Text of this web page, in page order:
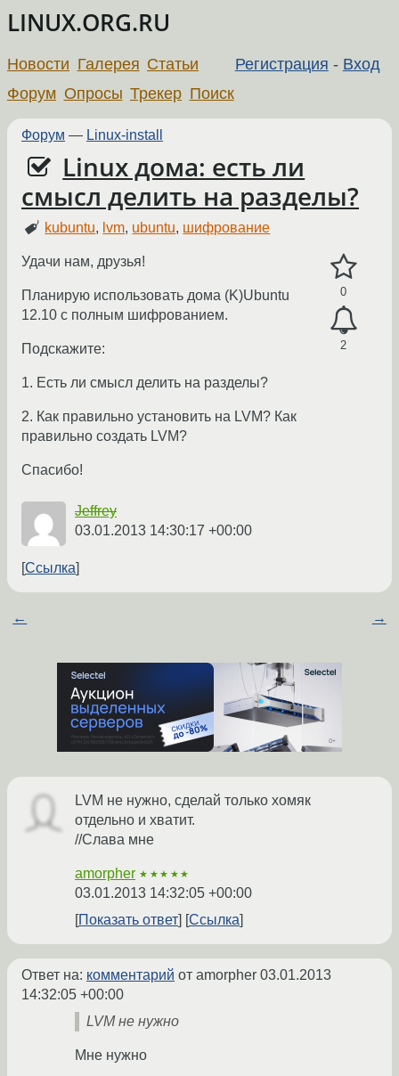
LINUX.ORG.RU
Регистрация - Вход
Новости Галерея Статьи
Форум Опросы Трекер Поиск
Форум — Linux-install
Linux дома: есть ли
смысл делить на разделы?
kubuntu, lvm, ubuntu, шифрование
0
2
Удачи нам, друзья!
Планирую использовать дома (K)Ubuntu
12.10 с полным шифрованием.
Подскажите:
1. Есть ли смысл делить на разделы?
2. Как правильно установить на LVM? Как
правильно создать LVM?
Спасибо!
Jeffrey
03.01.2013 14:30:17 +00:00
Ссылка
← →
LVM не нужно, сделай только хомяк
отдельно и хватит.
//Слава мне
amorpher ★★★★★
03.01.2013 14:32:05 +00:00
Показать ответ
Ссылка
Ответ на: комментарий от amorpher 03.01.2013
14:32:05 +00:00
LVM не нужно
Мне нужно